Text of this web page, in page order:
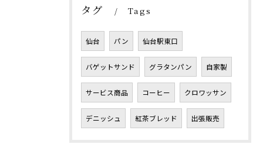
タグ Tags
仙台 パン 仙台駅東口
バゲットサンド グラタンパン 自家製
サービス商品 コーヒー クロワッサン
デニッシュ 紅茶ブレッド 出張販売